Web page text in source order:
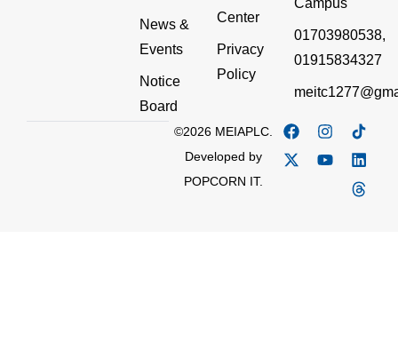
News &
Events
Notice
Board
Center
Privacy
Policy
01703980538,
01915834327
©2026 MEIAPLC.
Developed by
POPCORN IT.